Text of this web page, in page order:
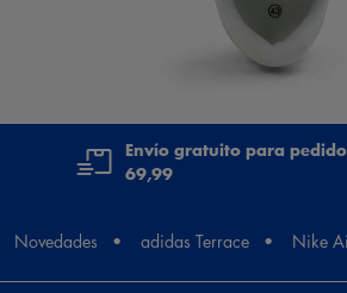
Envío gratuito para
69,99
Novedades adidas Terrace Nike